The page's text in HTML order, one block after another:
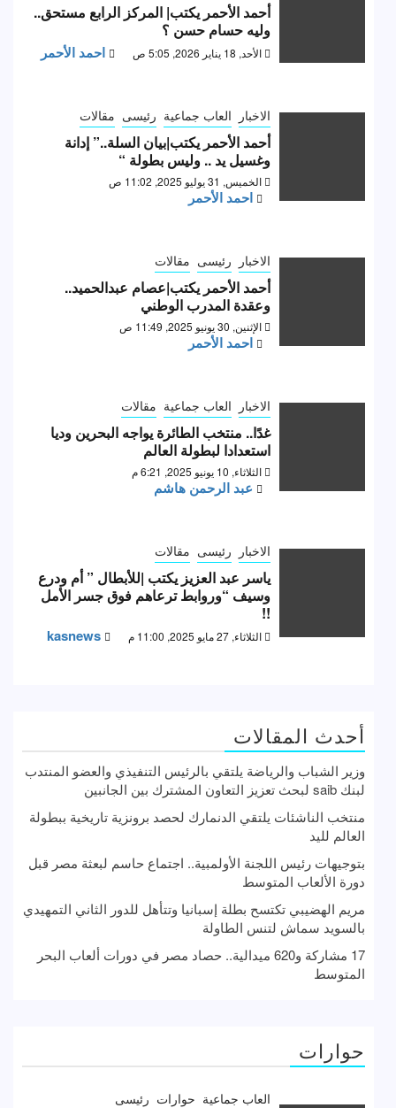
أحمد الأحمر يكتب| المركز الرابع مستحق..
وليه حسام حسن ؟
الأحد, 18 يناير 2026, 5:05 ص احمد الأحمر
الاخبار العاب جماعية رئيسى مقالات
أحمد الأحمر يكتب|بيان السلة..” إدانة
وغسيل يد .. وليس بطولة “
الخميس, 31 يوليو 2025, 11:02 ص
احمد الأحمر
الاخبار رئيسى مقالات
أحمد الأحمر يكتب|عصام عبدالحميد..
وعقدة المدرب الوطني
الإثنين, 30 يونيو 2025, 11:49 ص
احمد الأحمر
الاخبار العاب جماعية مقالات
غدًا.. منتخب الطائرة يواجه البحرين وديا
استعدادا لبطولة العالم
الثلاثاء, 10 يونيو 2025, 6:21 م
عبد الرحمن هاشم
الاخبار رئيسى مقالات
ياسر عبد العزيز يكتب |للأبطال ” أم ودرع
وسيف “وروابط ترعاهم فوق جسر الأمل
!!
الثلاثاء, 27 مايو 2025, 11:00 م kasnews
أحدث المقالات
وزير الشباب والرياضة يلتقي بالرئيس التنفيذي والعضو المنتدب
لبنك saib لبحث تعزيز التعاون المشترك بين الجانبين
منتخب الناشئات يلتقي الدنمارك لحصد برونزية تاريخية ببطولة
العالم لليد
بتوجيهات رئيس اللجنة الأولمبية.. اجتماع حاسم لبعثة مصر قبل
دورة الألعاب المتوسط
مريم الهضيبي تكتسح بطلة إسبانيا وتتأهل للدور الثاني التمهيدي
بالسويد سماش لتنس الطاولة
17 مشاركة و620 ميدالية.. حصاد مصر في دورات ألعاب البحر
المتوسط
حوارات
العاب جماعية حوارات رئيسى